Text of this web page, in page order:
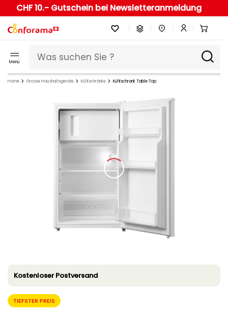
CHF 10.- Gutschein bei Newsletteranmeldung
Menü
Home Grosse Haushaltsgeräte Kühlschränke Kühlschrank Table Top
Kostenloser Postversand
TIEFSTER PREIS